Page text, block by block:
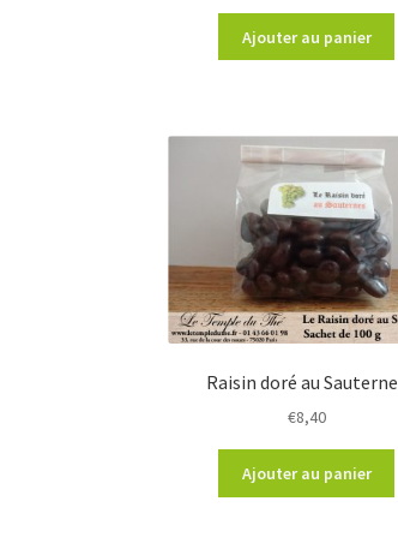
Ajouter au panier
Raisin doré au
€8,40
Ajouter au panier